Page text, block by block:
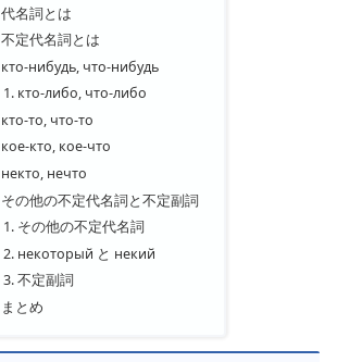
代名詞とは
不定代名詞とは
кто-нибудь, что-нибудь
кто-либо, что-либо
кто-то, что-то
кое-кто, кое-что
некто, нечто
その他の不定代名詞と不定副詞
その他の不定代名詞
некоторый と некий
不定副詞
まとめ